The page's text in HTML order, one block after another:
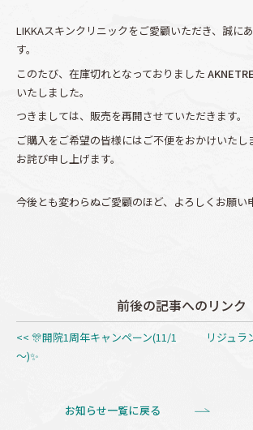
LIKKAスキンクリニックをご愛顧いただき、誠に
す。
このたび、在庫切れとなっておりました
いたしました。
つきましては、販売を再開させていただきます。
ご購入をご希望の皆様にはご不便をおかけいたし
お詫び申し上げます。
今後とも変わらぬご愛顧のほど、よろしくお願い
前後の記事へのリンク
<< 🎊開院1周年キャンペーン(11/1
～)✨
リジュラ
お知らせ一覧に戻る